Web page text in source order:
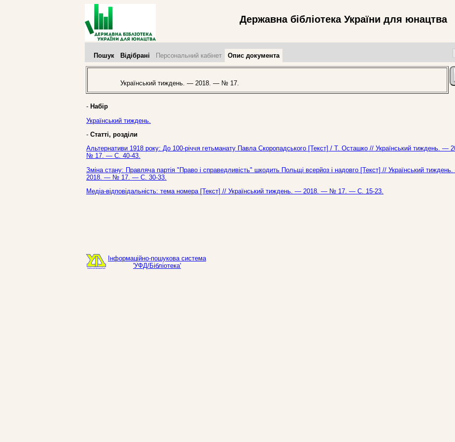
Державна бібліотека України для юнацтва
Пошук Відібрані Персональний кабінет Опис документа
Український тиждень. — 2018. — № 17.
- Набір
Український тиждень.
- Статті, розділи
Альтернативи 1918 року: До 100-річчя гетьманату Павла Скоропадського [Текст] / Т. Осташко // Український тиждень. —
№ 17. — С. 40-43.
Зміна стану: Правляча партія "Право і справедливість" шкодить Польщі всерйоз і надовго [Текст] // Український
2018. — № 17. — С. 30-33.
Медіа-відповідальність: тема номера [Текст] // Український тиждень. — 2018. — № 17. — С. 15-23.
Інформаційно-пошукова система
'УФД/Бібліотека'